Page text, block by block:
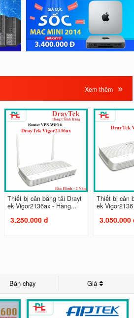
Xem thêm
Thiết bị cân bằng tải Drayt
ek Vigor2136ax - Hàng...
3.250.000 đ
Thiết bị cân
ek
3.050.000
Bán chạy Giá